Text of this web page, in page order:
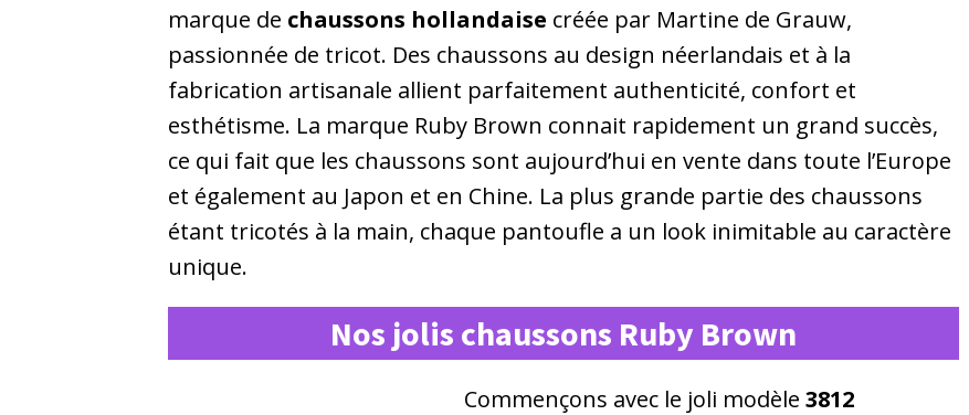
marque de chaussons hollandaise créée par Martine de Grauw,
passionnée de tricot. Des chaussons au design néerlandais et à la
fabrication artisanale allient parfaitement authenticité, confort et
esthétisme. La marque Ruby Brown connait rapidement un grand succès,
ce qui fait que les chaussons sont aujourd’hui en vente dans toute l’Europe
et également au Japon et en Chine. La plus grande partie des chaussons
étant tricotés à la main, chaque pantoufle a un look inimitable au caractère
unique.
Nos jolis chaussons Ruby Brown
Commençons avec le joli modèle3812